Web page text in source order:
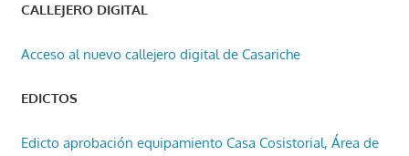
CALLEJERO DIGITAL
Acceso al nuevo callejero digital de Casariche
EDICTOS
Edicto aprobación equipamiento Casa Cosistorial, Área de